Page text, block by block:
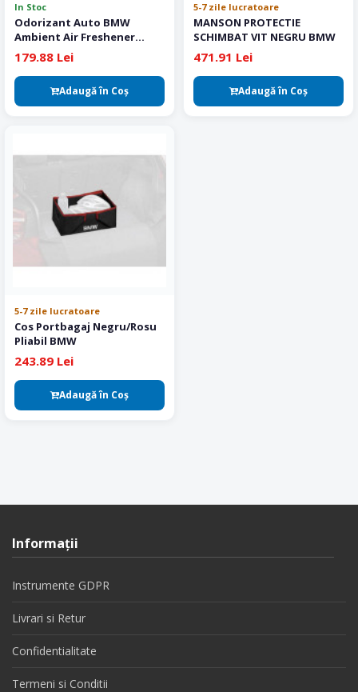
In Stoc
Odorizant Auto BMW
Ambient Air Freshener
Authentic Suite No.1
179.88 Lei
Adaugă în Coş
5-7 zile lucratoare
MANSON PROTECTIE
SCHIMBAT VIT NEGRU BMW
471.91 Lei
Adaugă în Coş
5-7 zile lucratoare
Cos Portbagaj Negru/Rosu
Pliabil BMW
243.89 Lei
Adaugă în Coş
Informaţii
Instrumente GDPR
Livrari si Retur
Confidentialitate
Termeni si Conditii